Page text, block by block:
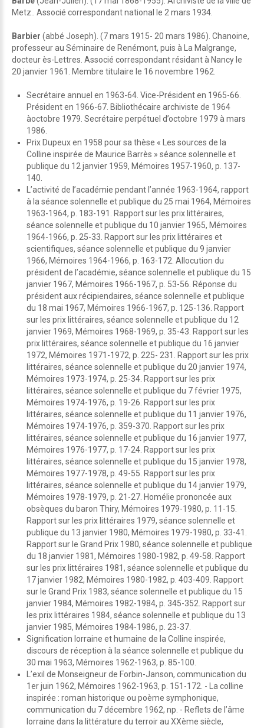
Metz.. Associé correspondant national le 2 mars 1934.
Barbier (abbé Joseph). (7 mars 1915- 20 mars 1986). Chanoine,
professeur au Séminaire de Renémont, puis à La Malgrange,
docteur ès-Lettres. Associé correspondant résidant à Nancy le
20 janvier 1961. Membre titulaire le 16 novembre 1962.
Secrétaire annuel en 1963-64. Vice-Président en 1965-66.
Président en 1966-67. Bibliothécaire archiviste de 1964
àoctobre 1979. Secrétaire perpétuel d’octobre 1979 à mars
1986.
Prix Dupeux en 1958 pour sa thèse « Les sources de la
Colline inspirée de Maurice Barrès » séance solennelle et
publique du 12 janvier 1959, Mémoires 1957-1960, p. 137-
140.
L’activité de l’académie pendant l’année 1963-1964, rapport
à la séance solennelle et publique du 25 mai 1964, Mémoires
1963-1964, p. 183-191. Rapport sur les prix littéraires,
séance solennelle et publique du 10 janvier 1965, Mémoires
1964-1966, p. 25-33. Rapport sur les prix littéraires et
scientifiques, séance solennelle et publique du 9 janvier
1966, Mémoires 1964-1966, p. 163-172. Allocution du
président de l’académie, séance solennelle et publique du 15
janvier 1967, Mémoires 1966-1967, p. 53-56. Réponse du
président aux récipiendaires, séance solennelle et publique
du 18 mai 1967, Mémoires 1966-1967, p. 125-136. Rapport
sur les prix littéraires, séance solennelle et publique du 12
janvier 1969, Mémoires 1968-1969, p. 35-43. Rapport sur les
prix littéraires, séance solennelle et publique du 16 janvier
1972, Mémoires 1971-1972, p. 225- 231. Rapport sur les prix
littéraires, séance solennelle et publique du 20 janvier 1974,
Mémoires 1973-1974, p. 25-34. Rapport sur les prix
littéraires, séance solennelle et publique du 7 février 1975,
Mémoires 1974-1976, p. 19-26. Rapport sur les prix
littéraires, séance solennelle et publique du 11 janvier 1976,
Mémoires 1974-1976, p. 359-370. Rapport sur les prix
littéraires, séance solennelle et publique du 16 janvier 1977,
Mémoires 1976-1977, p. 17-24. Rapport sur les prix
littéraires, séance solennelle et publique du 15 janvier 1978,
Mémoires 1977-1978, p. 49-55. Rapport sur les prix
littéraires, séance solennelle et publique du 14 janvier 1979,
Mémoires 1978-1979, p. 21-27. Homélie prononcée aux
obsèques du baron Thiry, Mémoires 1979-1980, p. 11-15.
Rapport sur les prix littéraires 1979, séance solennelle et
publique du 13 janvier 1980, Mémoires 1979-1980, p. 33-41.
Rapport sur le Grand Prix 1980, séance solennelle et publique
du 18 janvier 1981, Mémoires 1980-1982, p. 49-58. Rapport
sur les prix littéraires 1981, séance solennelle et publique du
17 janvier 1982, Mémoires 1980-1982, p. 403-409. Rapport
sur le Grand Prix 1983, séance solennelle et publique du 15
janvier 1984, Mémoires 1982-1984, p. 345-352. Rapport sur
les prix littéraires 1984, séance solennelle et publique du 13
janvier 1985, Mémoires 1984-1986, p. 23-37.
Signification lorraine et humaine de la Colline inspirée,
discours de réception à la séance solennelle et publique du
30 mai 1963, Mémoires 1962-1963, p. 85-100.
L’exil de Monseigneur de Forbin-Janson, communication du
1er juin 1962, Mémoires 1962-1963, p. 151-172. - La colline
inspirée : roman historique ou poème symphonique,
communication du 7 décembre 1962, np. - Reflets de l’âme
lorraine dans la littérature du terroir au XXème siècle,